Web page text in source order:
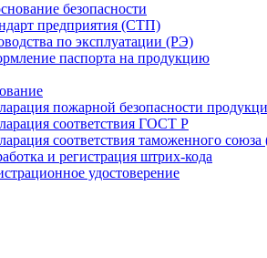
безопасности
предприятия (СТП)
по эксплуатации (РЭ)
паспорта на продукцию
пожарной безопасности
соответствия ГОСТ Р
соответствия таможенного
и регистрация штрих-кода
удостоверение